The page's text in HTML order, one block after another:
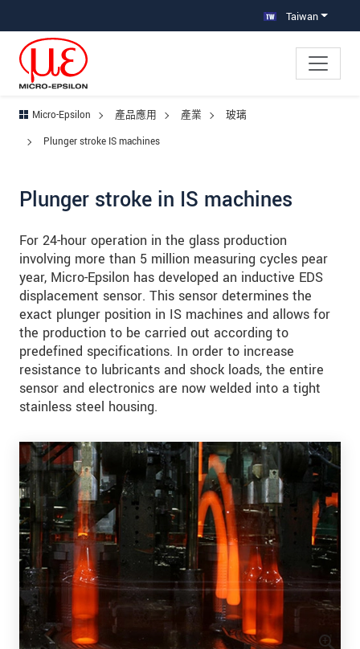
Taiwan
Micro-Epsilon 產品應用 產業
玻璃
Plunger stroke IS machines
Plunger stroke in IS machines
For 24-hour operation in the glass production
involving more than 5 million measuring cycles pear
year, Micro-Epsilon has developed an inductive EDS
displacement sensor. This sensor determines the
exact plunger position in IS machines and allows for
the production to be carried out according to
predefined specifications. In order to increase
resistance to lubricants and shock loads, the entire
sensor and electronics are now welded into a tight
stainless steel housing.